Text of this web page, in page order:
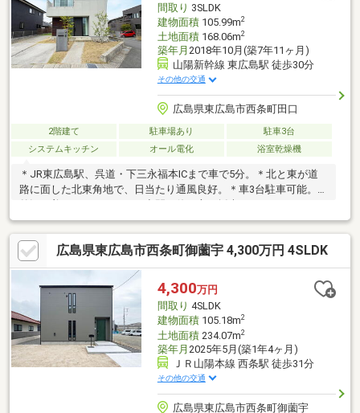
間取り 3SLDK
建物面積105.99m2
土地面積168.06m2
築年月 2018年10月(築7年11ヶ月)
山陽新幹線 東広島駅 徒歩30分
その他の交通
広島県東広島市西条町田口
2階建て 駐車場あり
駐車3台
システムキッチン
オール電化 浴室乾燥機
＊JR東広島駅、呉道・下三永福本ICまで車で5分。＊北と東が道
路に面した北東角地で、日当たり通風良好。＊車3台駐車可能。＊
ザイナーズ住宅。＊来客時に玄関をスマートに見せる大容量のシ
ューズクローゼットを完備。＊玄関の土間が広く、自転車やベビ
ーカーを置いても余裕の広さです。＊20帖の開放的なリビングは
南側に広く面しており、大きな窓から明るい光が差し込みます。
＊キッチンの背面収納は収納力もさることながら、急な来客にも
引き戸を閉めて素早く生活感を隠せる優れものです。＊浴室や洗
面を2階に上げることで、来客時に生活感を見せない住まいに。
広島県東広島市西条町御薗宇 4,300万円 4SLDK
4,300万円
間取り 4SLDK
建物面積105.18m2
土地面積234.07m2
築年月 2025年5月(築1年4ヶ月)
ＪＲ山陽本線 西条駅 徒歩31分
その他の交通
広島県東広島市西条町御薗宇